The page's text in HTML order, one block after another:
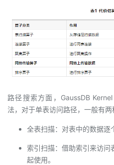
路径搜索方面，GaussDB
法，对于单表访问路径，一般有两
全表扫描：对表中的数据逐
索引扫描：借助索引来访
起使用。